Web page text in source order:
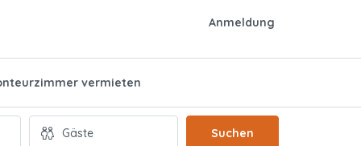
Anmeldung
vermieten
Suchen